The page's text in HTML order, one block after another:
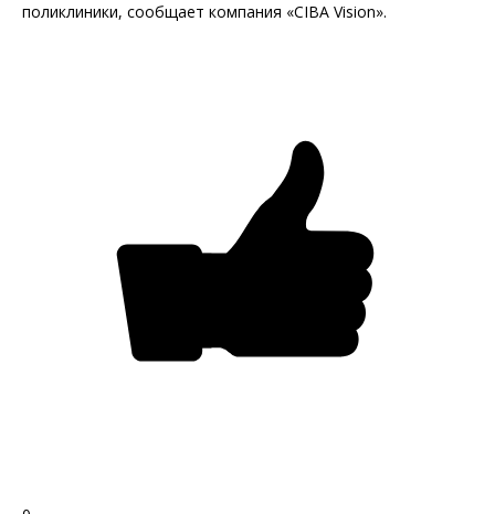
поликлиники, сообщает компания «CIBA Vision».